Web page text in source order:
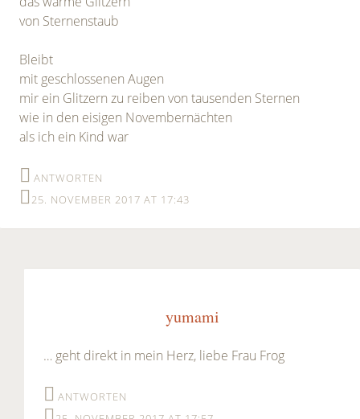
von Sternenstaub
Bleibt
mit geschlossenen Augen
mir ein Glitzern zu reiben von tausenden Sternen
wie in den eisigen Novembernächten
als ich ein Kind war
ANTWORTEN
25. NOVEMBER 2017 AT 17:43
yumami
… geht direkt in mein Herz, liebe Frau Frog
ANTWORTEN